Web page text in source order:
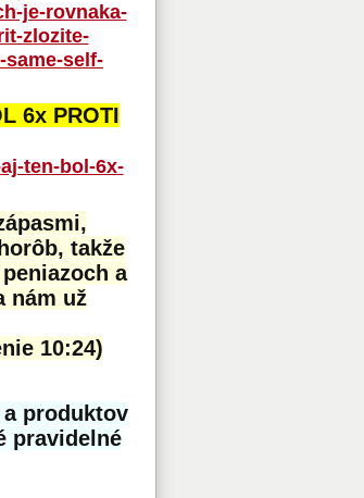
je-rovnaka-
zlozite-
self-
6x PROTI
ten-bol-6x-
takže
a
nám už
10:24)
a produktov
pravidelné